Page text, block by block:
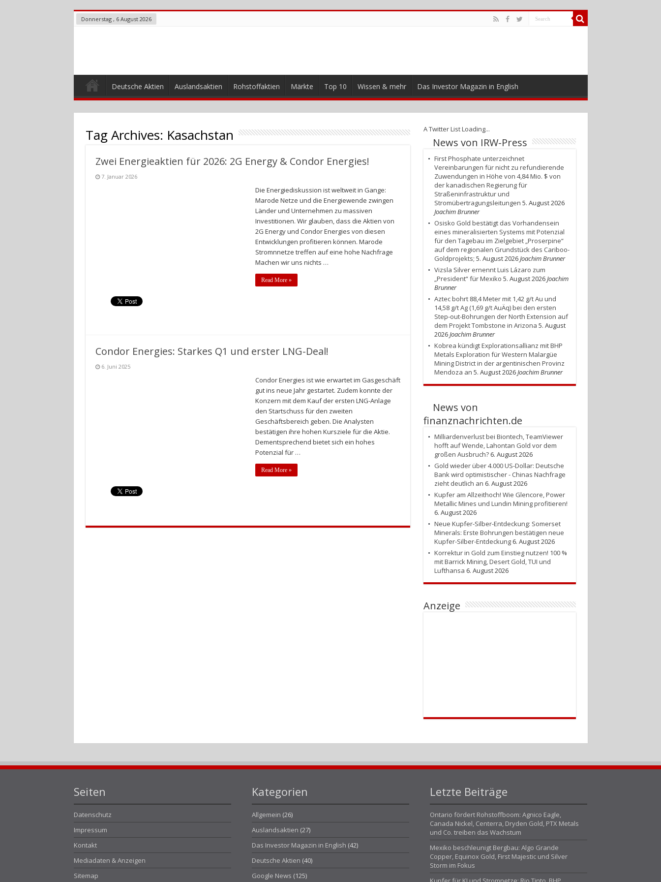
Donnerstag , 6 August 2026
Deutsche Aktien Auslandsaktien Rohstoffaktien Märkte Top 10 Wissen & mehr Das Investor Magazin in English
Tag Archives: Kasachstan
Zwei Energieaktien für 2026: 2G Energy & Condor Energies!
7. Januar 2026
Die Energiediskussion ist weltweit in Gange:
Marode Netze und die Energiewende zwingen
Länder und Unternehmen zu massiven
Investitionen. Wir glauben, dass die Aktien von
2G Energy und Condor Energies von diesen
Entwicklungen profitieren können. Marode
Stromnnetze treffen auf eine hohe Nachfrage
Machen wir uns nichts …
Read More »
Condor Energies: Starkes Q1 und erster LNG-Deal!
6. Juni 2025
Condor Energies ist wie erwartet im Gasgeschäft
gut ins neue Jahr gestartet. Zudem konnte der
Konzern mit dem Kauf der ersten LNG-Anlage
den Startschuss für den zweiten
Geschäftsbereich geben. Die Analysten
bestätigen ihre hohen Kursziele für die Aktie.
Dementsprechend bietet sich ein hohes
Potenzial für …
Read More »
A Twitter List Loading...
News von IRW-Press
First Phosphate unterzeichnet
Vereinbarungen für nicht zu refundierende
Zuwendungen in Höhe von 4,84 Mio. $ von
der kanadischen Regierung für
Straßeninfrastruktur und
Stromübertragungsleitungen 5. August 2026
Joachim Brunner
Osisko Gold bestätigt das Vorhandensein
eines mineralisierten Systems mit Potenzial
für den Tagebau im Zielgebiet „Proserpine“
auf dem regionalen Grundstück des Cariboo-
Goldprojekts; 5. August 2026Joachim Brunner
Vizsla Silver ernennt Luis Lázaro zum
„President“ für Mexiko 5. August 2026Joachim
Brunner
Aztec bohrt 88,4 Meter mit 1,42 g/t Au und
14,58 g/t Ag (1,69 g/t AuÄq) bei den ersten
Step-out-Bohrungen der North Extension auf
dem Projekt Tombstone in Arizona 5. August
2026Joachim Brunner
Kobrea kündigt Explorationsallianz mit BHP
Metals Exploration für Western Malargüe
Mining District in der argentinischen Provinz
Mendoza an 5. August 2026Joachim Brunner
News von
finanznachrichten.de
Milliardenverlust bei Biontech, TeamViewer
hofft auf Wende, Lahontan Gold vor dem
großen Ausbruch? 6. August 2026
Gold wieder über 4.000 US-Dollar: Deutsche
Bank wird optimistischer - Chinas Nachfrage
zieht deutlich an 6. August 2026
Kupfer am Allzeithoch! Wie Glencore, Power
Metallic Mines und Lundin Mining profitieren!
6. August 2026
Neue Kupfer-Silber-Entdeckung: Somerset
Minerals: Erste Bohrungen bestätigen neue
Kupfer-Silber-Entdeckung 6. August 2026
Korrektur in Gold zum Einstieg nutzen! 100 %
mit Barrick Mining, Desert Gold, TUI und
Lufthansa 6. August 2026
Anzeige
Seiten
Datenschutz
Impressum
Kontakt
Mediadaten & Anzeigen
Sitemap
Kategorien
Allgemein (26)
Auslandsaktien (27)
Das Investor Magazin in English (42)
Deutsche Aktien (40)
Google News (125)
Letzte Beiträge
Ontario fördert Rohstoffboom: Agnico Eagle,
Canada Nickel, Centerra, Dryden Gold, PTX Metals
und Co. treiben das Wachstum
Mexiko beschleunigt Bergbau: Algo Grande
Copper, Equinox Gold, First Majestic und Silver
Storm im Fokus